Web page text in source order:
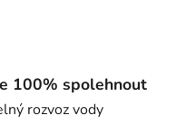
100% spolehnout
rozvoz vody